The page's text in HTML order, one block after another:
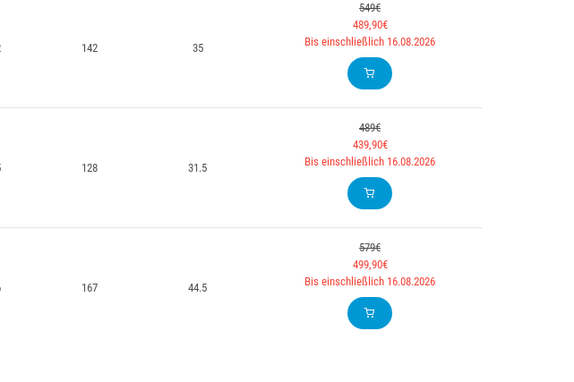
142 35
549€
489,90€
Bis einschließlich 16.08.2026
128 31.5
489€
439,90€
Bis einschließlich 16.08.2026
167 44.5
579€
499,90€
Bis einschließlich 16.08.2026